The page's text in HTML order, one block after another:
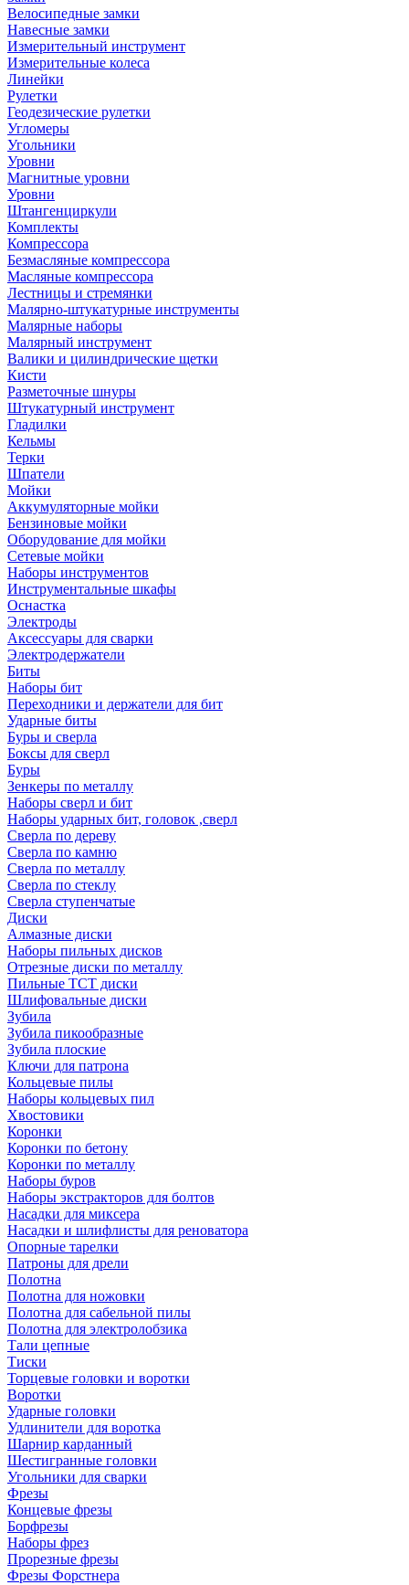
Велосипедные замки
Навесные замки
Измерительный инструмент
Измерительные колеса
Линейки
Рулетки
Геодезические рулетки
Угломеры
Угольники
Уровни
Магнитные уровни
Уровни
Штангенциркули
Комплекты
Компрессора
Безмасляные компрессора
Масляные компрессора
Лестницы и стремянки
Малярно-штукатурные инструменты
Малярные наборы
Малярный инструмент
Валики и цилиндрические щетки
Кисти
Разметочные шнуры
Штукатурный инструмент
Гладилки
Кельмы
Терки
Шпатели
Мойки
Аккумуляторные мойки
Бензиновые мойки
Оборудование для мойки
Сетевые мойки
Наборы инструментов
Инструментальные шкафы
Оснастка
Электроды
Аксессуары для сварки
Электродержатели
Биты
Наборы бит
Переходники и держатели для бит
Ударные биты
Буры и сверла
Боксы для сверл
Буры
Зенкеры по металлу
Наборы сверл и бит
Наборы ударных бит, головок ,сверл
Сверла по дереву
Сверла по камню
Сверла по металлу
Сверла по стеклу
Сверла ступенчатые
Диски
Алмазные диски
Наборы пильных дисков
Отрезные диски по металлу
Пильные TCT диски
Шлифовальные диски
Зубила
Зубила пикообразные
Зубила плоские
Ключи для патрона
Кольцевые пилы
Наборы кольцевых пил
Хвостовики
Коронки
Коронки по бетону
Коронки по металлу
Наборы буров
Наборы экстракторов для болтов
Насадки для миксера
Насадки и шлифлисты для реноватора
Опорные тарелки
Патроны для дрели
Полотна
Полотна для ножовки
Полотна для сабельной пилы
Полотна для электролобзика
Тали цепные
Тиски
Торцевые головки и воротки
Воротки
Ударные головки
Удлинители для воротка
Шарнир карданный
Шестигранные головки
Угольники для сварки
Фрезы
Концевые фрезы
Борфрезы
Наборы фрез
Прорезные фрезы
Фрезы Форстнера